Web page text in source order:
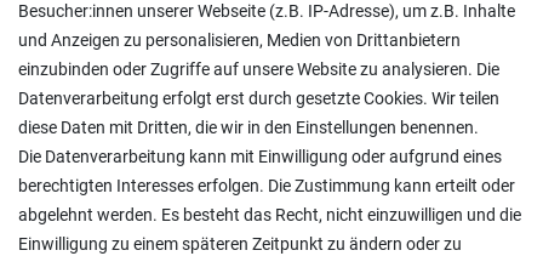
Pflegesymbole
Lagerverkauf
Ratgeber & News
Ein einfach toller Service - prompte Lieferung und
sogar mit Pflegehinweis!
Besucher:innen unserer Webseite (z.B. IP-Adresse), um z.B. Inhalte
und Anzeigen zu personalisieren, Medien von Drittanbietern
einzubinden oder Zugriffe auf unsere Website zu analysieren. Die
Datenverarbeitung erfolgt erst durch gesetzte Cookies. Wir teilen
diese Daten mit Dritten, die wir in den Einstellungen benennen.
Die Datenverarbeitung kann mit Einwilligung oder aufgrund eines
berechtigten Interesses erfolgen. Die Zustimmung kann erteilt oder
abgelehnt werden. Es besteht das Recht, nicht einzuwilligen und die
Einwilligung zu einem späteren Zeitpunkt zu ändern oder zu